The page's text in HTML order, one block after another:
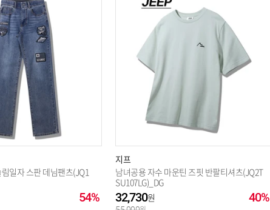
일자 스판 데님팬츠(JQ1
54%
지프
남녀공용 자수 마운틴 즈핏 반팔티셔츠(JQ2T
SU107LG)_DG
40%
32,730